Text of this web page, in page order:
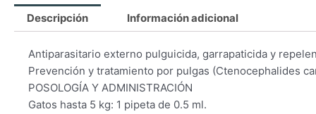
Descripción Información adicional
Antiparasitario externo pulguicida, garrapaticida y
Prevención y tratamiento por pulgas (Ctenocephalides
POSOLOGÍA Y ADMINISTRACIÓN
Gatos hasta 5 kg: 1 pipeta de 0.5 ml.